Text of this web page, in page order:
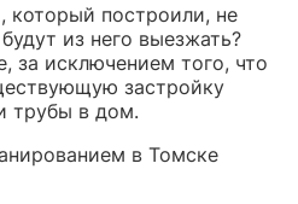
который построили, не
из него выезжать?
за исключением того, что
застройку
трубы в дом.
в Томске